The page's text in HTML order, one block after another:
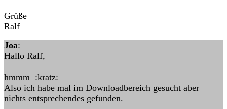
Grüße
Ralf
Joa:
Hallo Ralf,
hmmm :kratz:
Also ich habe mal im Downloadbereich gesucht aber
nichts entsprechendes gefunden.